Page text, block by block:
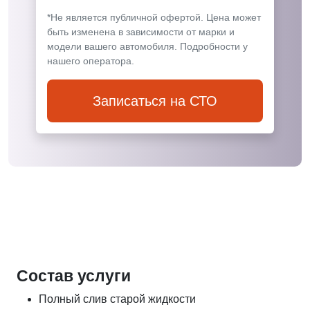
*Не является публичной офертой. Цена может
быть изменена в зависимости от марки и
модели вашего автомобиля. Подробности у
нашего оператора.
Записаться на СТО
Состав услуги
Полный слив старой жидкости